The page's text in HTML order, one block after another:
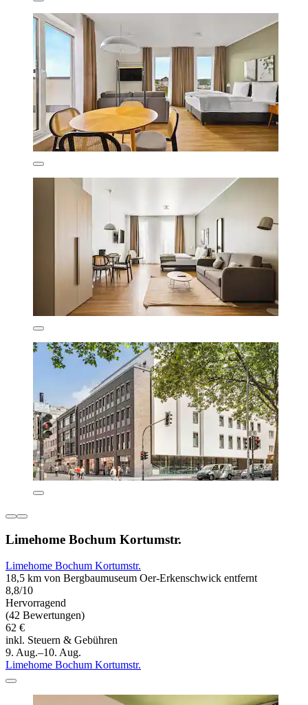
Limehome Bochum Kortumstr.
Limehome Bochum Kortumstr.
18,5 km von Bergbaumuseum Oer-Erkenschwick entfernt
8,8/10
Hervorragend
(42 Bewertungen)
62 €
inkl. Steuern & Gebühren
9. Aug.–10. Aug.
Limehome Bochum Kortumstr.